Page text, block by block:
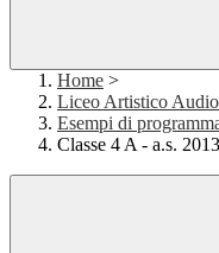
Home >
Liceo Artistico
Esempi di
Classe 4 A - a.s.